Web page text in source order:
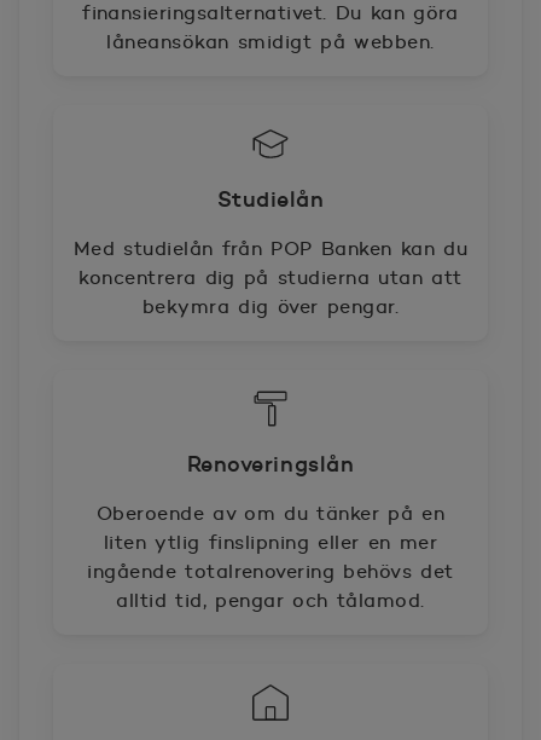
finansieringsalternativet. Du kan göra
låneansökan smidigt på webben.
Studielån
Med studielån från POP Banken kan du
koncentrera dig på studierna utan att
bekymra dig över pengar.
Renoveringslån
Oberoende av om du tänker på en
liten ytlig finslipning eller en mer
ingående totalrenovering behövs det
alltid tid, pengar och tålamod.